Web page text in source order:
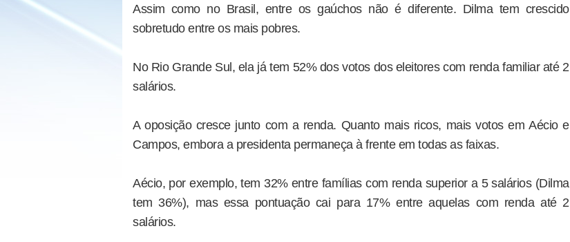
Assim como no Brasil, entre os gaúchos não é diferente. Dilma tem crescido
sobretudo entre os mais pobres.
No Rio Grande Sul, ela já tem 52% dos votos dos eleitores com renda familiar até 2
salários.
A oposição cresce junto com a renda. Quanto mais ricos, mais votos em Aécio e
Campos, embora a presidenta permaneça à frente em todas as faixas.
Aécio, por exemplo, tem 32% entre famílias com renda superior a 5 salários (Dilma
tem 36%), mas essa pontuação cai para 17% entre aquelas com renda até 2
salários.